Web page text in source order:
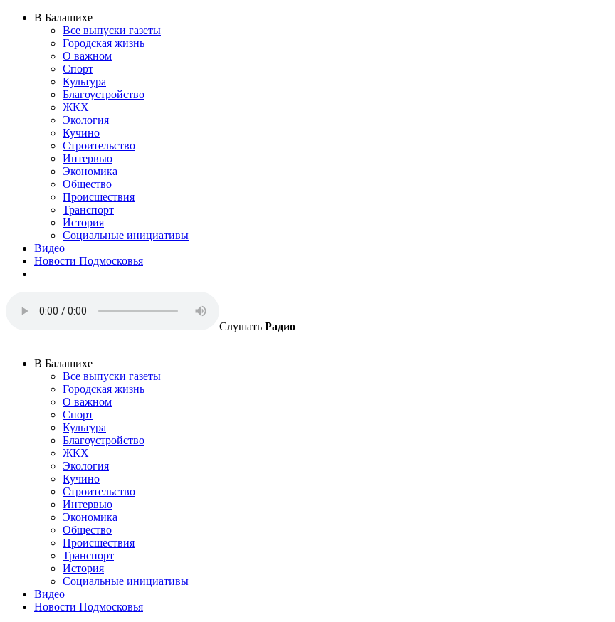
В Балашихе
Все выпуски газеты
Городская жизнь
О важном
Спорт
Культура
Благоустройство
ЖКХ
Экология
Кучино
Строительство
Интервью
Экономика
Общество
Происшествия
Транспорт
История
Социальные инициативы
Видео
Новости Подмосковья
Слушать Радио
В Балашихе
Все выпуски газеты
Городская жизнь
О важном
Спорт
Культура
Благоустройство
ЖКХ
Экология
Кучино
Строительство
Интервью
Экономика
Общество
Происшествия
Транспорт
История
Социальные инициативы
Видео
Новости Подмосковья